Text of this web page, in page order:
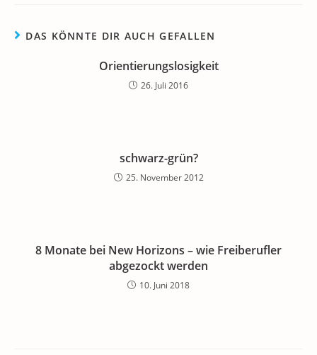
DAS KÖNNTE DIR AUCH GEFALLEN
Orientierungslosigkeit
26. Juli 2016
schwarz-grün?
25. November 2012
8 Monate bei New Horizons – wie Freiberufler
abgezockt werden
10. Juni 2018